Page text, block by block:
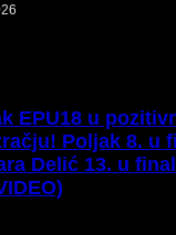
EPU18 u
Poljak 8. u
Delić 13. u